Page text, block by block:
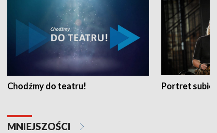
Chodźmy do teatru! Portret
MNIEJSZOŚCI